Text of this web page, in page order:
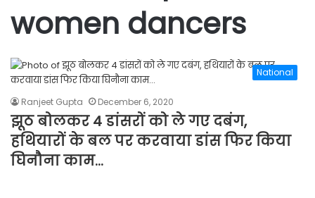
women dancers
National
Ranjeet Gupta December 6, 2020
झूठ बोलकर 4 डांसरों को ले गए दबंग,
हथियारों के बल पर करवाया डांस फिर किया
घिनौना काम…